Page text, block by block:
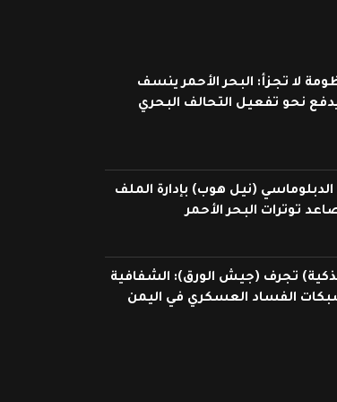
لا تجزأ: البحر الأحمر ينسف
نحو تفعيل التحالف البحري
(نيل هوب) بإدارة الملف
توترات البحر الأحمر
تجرف (جيش الورق): الشفافية
الفساد العسكري في اليمن